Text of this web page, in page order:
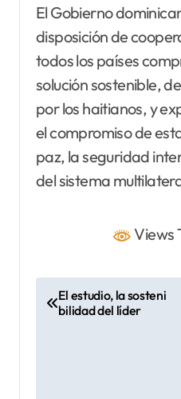
El Gobierno
disposición de
todos los países
solución sostenible,
por los haitianos, y
el compromiso de
paz, la seguridad
del sistema
Views
El estudio, la sosteni
bilidad del líder